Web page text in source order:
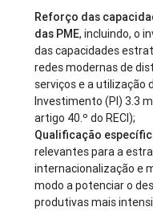
Reforço das
das PME, incluindo, o
das capacidades
redes modernas de
serviços e a utilização
Investimento (PI) 3.3
artigo 40.º do RECI);
Qualificação
relevantes para a
internacionalização e
modo a potenciar o
produtivas mais